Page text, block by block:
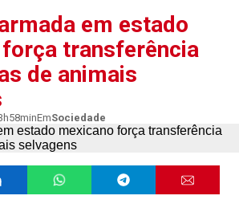
em estado
transferência
de animais
EmSociedade